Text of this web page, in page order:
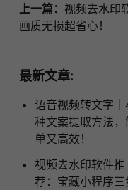
上一篇： 视频去水印
画质无损超省心！
最新文章:
语音视频转文字｜
种文案提取方法，
单又高效！
视频去水印软件推
荐：宝藏小程序三